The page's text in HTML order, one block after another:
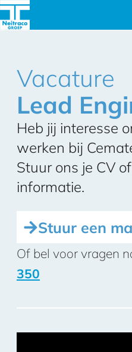
& Machinefabriek
Vacature
Lead
Heb jij interesse
werken bij
Stuur ons je CV
informatie.
Stuur een
Of bel voor vragen
350